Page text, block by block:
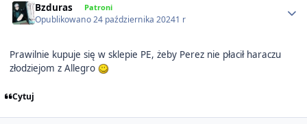
Bzduras Patroni
Opublikowano24 października 20241 r
Prawilnie kupuje się w sklepie PE, żeby Perez nie płacił haraczu
złodziejom z Allegro
Cytuj